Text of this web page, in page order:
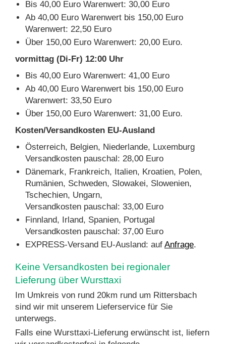
Bis 40,00 Euro Warenwert: 30,00 Euro
Ab 40,00 Euro Warenwert bis 150,00 Euro
Warenwert: 22,50 Euro
Über 150,00 Euro Warenwert: 20,00 Euro.
vormittag (Di-Fr) 12:00 Uhr
Bis 40,00 Euro Warenwert: 41,00 Euro
Ab 40,00 Euro Warenwert bis 150,00 Euro
Warenwert: 33,50 Euro
Über 150,00 Euro Warenwert: 31,00 Euro.
Kosten/Versandkosten EU-Ausland
Österreich, Belgien, Niederlande, Luxemburg
Versandkosten pauschal: 28,00 Euro
Dänemark, Frankreich, Italien, Kroatien, Polen,
Rumänien, Schweden, Slowakei, Slowenien,
Tschechien, Ungarn,
Versandkosten pauschal: 33,00 Euro
Finnland, Irland, Spanien, Portugal
Versandkosten pauschal: 37,00 Euro
EXPRESS-Versand EU-Ausland: auf Anfrage.
Keine Versandkosten bei regionaler
Lieferung über Wursttaxi
Im Umkreis von rund 20km rund um Rittersbach
sind wir mit unserem Lieferservice für Sie
unterwegs.
Falls eine Wursttaxi-Lieferung erwünscht ist, liefern